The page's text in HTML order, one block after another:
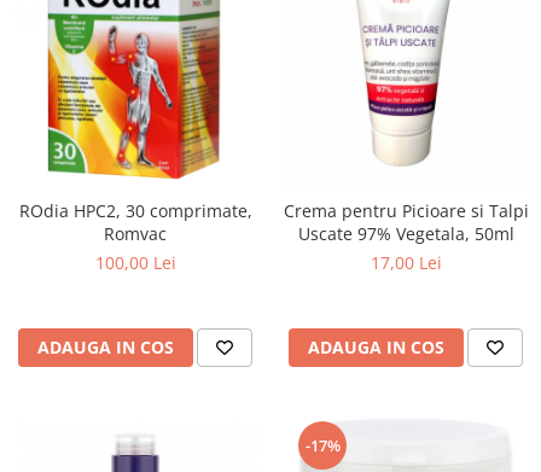
ROdia HPC2, 30 comprimate,
Romvac
100,00 Lei
ADAUGA IN COS
Crema pentru Picioare si Talpi
Uscate 97% Vegetala, 50ml
17,00 Lei
ADAUGA IN COS
-17%